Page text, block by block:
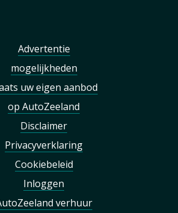
Advertentie
mogelijkheden
uw eigen aanbod
op AutoZeeland
Disclaimer
Privacyverklaring
Cookiebeleid
Inloggen
verhuur